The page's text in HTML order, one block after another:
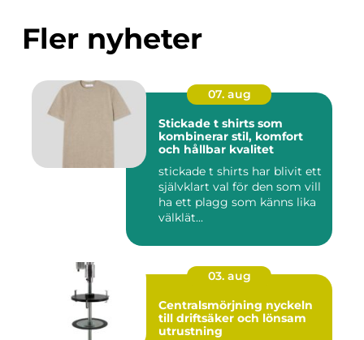
Fler nyheter
07. aug
Stickade t shirts som
kombinerar stil, komfort
och hållbar kvalitet
stickade t shirts har blivit ett
självklart val för den som vill
ha ett plagg som känns lika
välklät...
03. aug
Centralsmörjning nyckeln
till driftsäker och lönsam
utrustning